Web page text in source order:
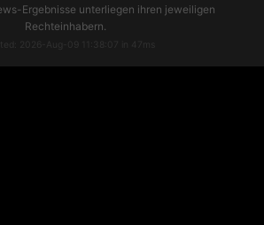
Ergebnisse unterliegen ihren jeweiligen
Rechteinhabern.
2026-Aug-09 11:38:07 in 47ms